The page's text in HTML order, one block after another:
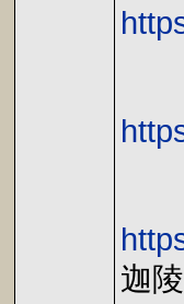
迦